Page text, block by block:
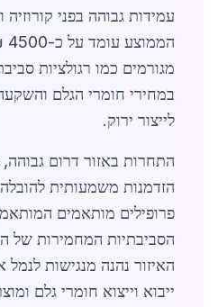
עמידות גבוהה בפני
מגורמים כמו רגולציות
במחירי חומרי הגלם
לייצור ירוק.
התחרות באזור דרום
הזדמנות משמעותית להובלה
פרופילים מותאמים
הסביבתיות המחמירות של
האיזור נהנה מנגישות
ייבוא וייצוא חומרי גלם